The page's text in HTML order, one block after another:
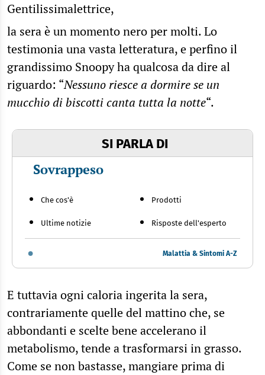
Gentilissimalettrice,
la sera è un momento nero per molti. Lo
testimonia una vasta letteratura, e perfino il
grandissimo Snoopy ha qualcosa da dire al
riguardo: “Nessuno riesce a dormire se un
mucchio di biscotti canta tutta la notte“.
SI PARLA DI
Sovrappeso
Che cos'è
Ultime notizie
Prodotti
Risposte dell'esperto
Malattia & Sintomi A-Z
E tuttavia ogni caloria ingerita la sera,
contrariamente quelle del mattino che, se
abbondanti e scelte bene accelerano il
metabolismo, tende a trasformarsi in grasso.
Come se non bastasse, mangiare prima di